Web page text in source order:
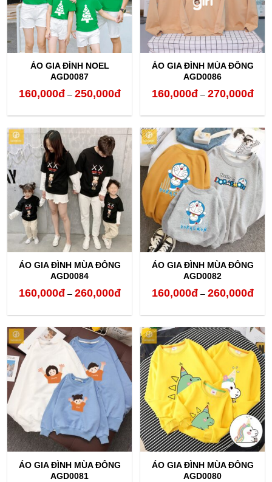
ÁO GIA ĐÌNH NOEL
AGD0087
160,000đ – 250,000đKhoảng
từ
160,000đ
đến
250,000đ
ÁO GIA ĐÌNH MÙA ĐÔNG
AGD0086
160,000đ – 270,000đ
từ
đến
ÁO GIA ĐÌNH MÙA ĐÔNG
AGD0084
160,000đ – 260,000đKhoảng
từ
160,000đ
đến
260,000đ
ÁO GIA ĐÌNH MÙA ĐÔNG
AGD0082
160,000đ – 260,000đ
từ
đến
ÁO GIA ĐÌNH MÙA ĐÔNG
AGD0081
ÁO GIA ĐÌNH MÙA ĐÔNG
AGD0080